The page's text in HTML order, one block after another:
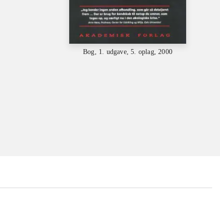
Bog, 1. udgave, 5. oplag, 2000